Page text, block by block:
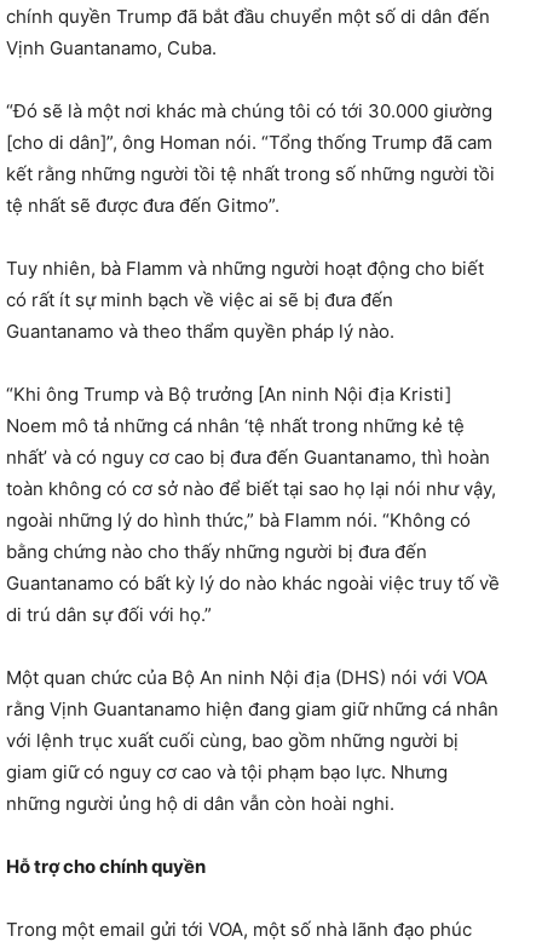
chính quyền Trump đã bắt đầu chuyển một số di dân đến
Vịnh Guantanamo, Cuba.
“Đó sẽ là một nơi khác mà chúng tôi có tới 30.000 giường
[cho di dân]”, ông Homan nói. “Tổng thống Trump đã cam
kết rằng những người tồi tệ nhất trong số những người tồi
tệ nhất sẽ được đưa đến Gitmo”.
Tuy nhiên, bà Flamm và những người hoạt động cho biết
có rất ít sự minh bạch về việc ai sẽ bị đưa đến
Guantanamo và theo thẩm quyền pháp lý nào.
“Khi ông Trump và Bộ trưởng [An ninh Nội địa Kristi]
Noem mô tả những cá nhân ‘tệ nhất trong những kẻ tệ
nhất’ và có nguy cơ cao bị đưa đến Guantanamo, thì hoàn
toàn không có cơ sở nào để biết tại sao họ lại nói như vậy,
ngoài những lý do hình thức,” bà Flamm nói. “Không có
bằng chứng nào cho thấy những người bị đưa đến
Guantanamo có bất kỳ lý do nào khác ngoài việc truy tố về
di trú dân sự đối với họ.”
Một quan chức của Bộ An ninh Nội địa (DHS) nói với VOA
rằng Vịnh Guantanamo hiện đang giam giữ những cá nhân
với lệnh trục xuất cuối cùng, bao gồm những người bị
giam giữ có nguy cơ cao và tội phạm bạo lực. Nhưng
những người ủng hộ di dân vẫn còn hoài nghi.
Hỗ trợ cho chính quyền
Trong một email gửi tới VOA, một số nhà lãnh đạo phúc